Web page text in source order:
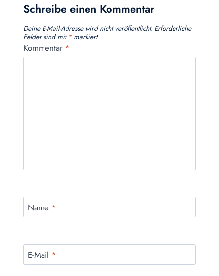
Schreibe einen Kommentar
Deine E-Mail-Adresse wird nicht veröffentlicht. Erforderliche
Felder sind mit *markiert
Kommentar *
Name *
E-Mail *